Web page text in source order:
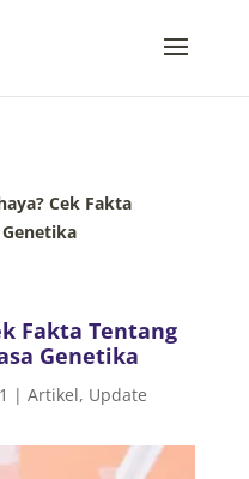
Cek Fakta
Fakta Tentang
Genetika
|Artikel, Update